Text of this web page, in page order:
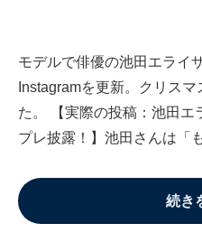
モデルで俳優の池田エライ
Instagramを更新。クリス
た。 【実際の投稿：池田エ
プレ披露！】池田さんは「
続き